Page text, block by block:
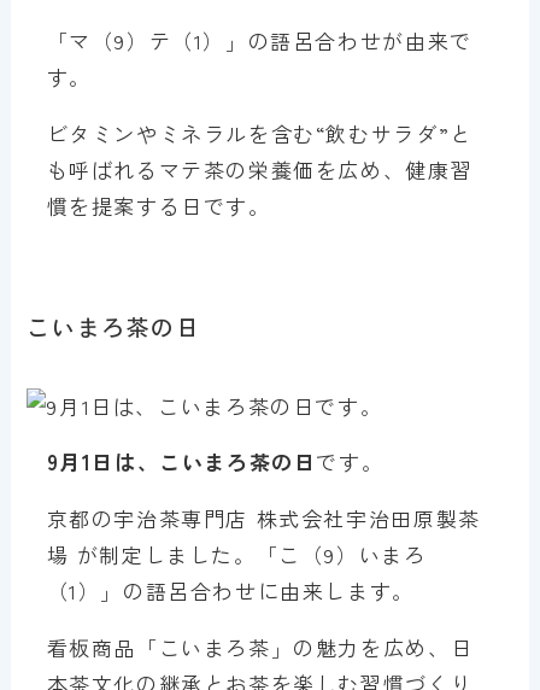
「マ（9）テ（1）」の語呂合わせが由来で
す。
ビタミンやミネラルを含む“飲むサラダ”と
も呼ばれるマテ茶の栄養価を広め、健康習
慣を提案する日です。
こいまろ茶の日
9月1日は、こいまろ茶の日 です。
京都の宇治茶専門店 株式会社宇治田原製茶
場 が制定しました。「こ（9）いまろ
（1）」の語呂合わせに由来します。
看板商品「こいまろ茶」の魅力を広め、日
本茶文化の継承とお茶を楽しむ習慣づくり